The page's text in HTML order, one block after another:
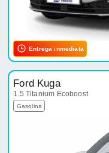
Entrega inmediata
Ford Kuga
1.5 Titanium Ecoboost
Gasolina